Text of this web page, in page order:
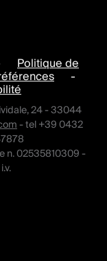
Politique de
-
24 - 33044
- tel +39 0432
n. 02535810309 -